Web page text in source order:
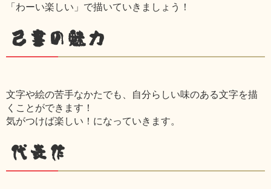
「わーい楽しい」で描いていきましょう！
己書の魅力
文字や絵の苦手なかたでも、自分らしい味のある文字を描
くことができます！
気がつけば楽しい！になっていきます。
代表作